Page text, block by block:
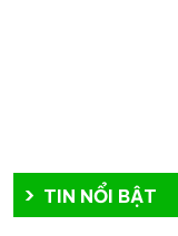
TIN NỔI BẬT